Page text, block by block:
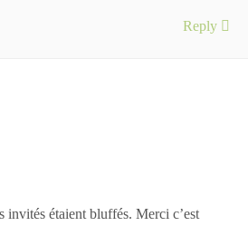
Reply
invités étaient bluffés. Merci c’est